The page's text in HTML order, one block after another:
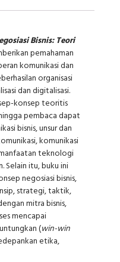
Bisnis: Teori
pemahaman
komunikasi dan
organisasi
dan digitalisasi.
konsep teoritis
pembaca dapat
bisnis, unsur dan
komunikasi
teknologi
Selain itu, buku ini
negosiasi bisnis,
strategi, taktik,
mitra bisnis,
mencapai
(win-win
etika,